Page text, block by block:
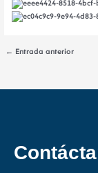
← Entrada anterior